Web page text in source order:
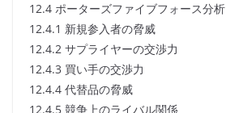
12.4 ポーターズファイブフォース分析
12.4.1 新規参入者の脅威
12.4.2 サプライヤーの交渉力
12.4.3 買い手の交渉力
12.4.4 代替品の脅威
12.4.5 競争上のライバル関係